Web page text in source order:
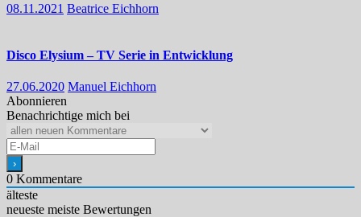
08.11.2021 Beatrice Eichhorn
Disco Elysium – TV Serie in Entwicklung
27.06.2020 Manuel Eichhorn
Abonnieren
Benachrichtige mich bei
0 Kommentare
älteste
neueste meiste Bewertungen